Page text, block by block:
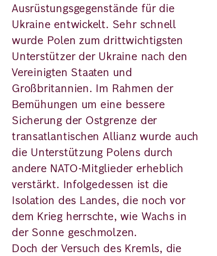
Ausrüstungsgegenstände für die
Ukraine entwickelt. Sehr schnell
wurde Polen zum drittwichtigsten
Unterstützer der Ukraine nach den
Vereinigten Staaten und
Großbritannien. Im Rahmen der
Bemühungen um eine bessere
Sicherung der Ostgrenze der
transatlantischen Allianz wurde auch
die Unterstützung Polens durch
andere NATO-Mitglieder erheblich
verstärkt. Infolgedessen ist die
Isolation des Landes, die noch vor
dem Krieg herrschte, wie Wachs in
der Sonne geschmolzen.
Doch der Versuch des Kremls, die